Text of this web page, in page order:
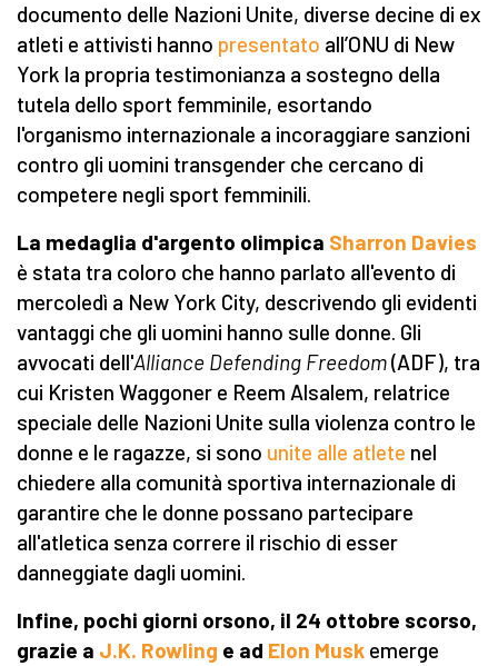
documento delle Nazioni Unite, diverse decine di ex
atleti e attivisti hanno presentato all’ONU di New
York la propria testimonianza a sostegno della
tutela dello sport femminile, esortando
l'organismo internazionale a incoraggiare sanzioni
contro gli uomini transgender che cercano di
competere negli sport femminili.
La medaglia d'argento olimpica Sharron Davies
è stata tra coloro che hanno parlato all'evento di
mercoledì a New York City, descrivendo gli evidenti
vantaggi che gli uomini hanno sulle donne. Gli
avvocati dell'Alliance Defending Freedom(ADF), tra
cui Kristen Waggoner e Reem Alsalem, relatrice
speciale delle Nazioni Unite sulla violenza contro le
donne e le ragazze, si sono unite alle atlete nel
chiedere alla comunità sportiva internazionale di
garantire che le donne possano partecipare
all'atletica senza correre il rischio di esser
danneggiate dagli uomini.
Infine, pochi giorni orsono, il 24 ottobre scorso,
grazie a J.K. Rowling e ad Elon Musk emerge